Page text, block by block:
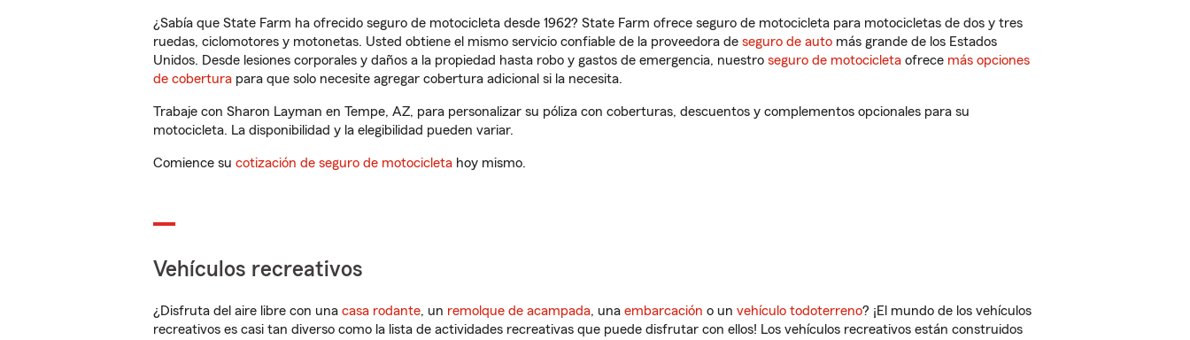
¿Sabía que State Farm ha ofrecido seguro de motocicleta desde 1962? State Farm ofrece seguro de motocicleta para motocicletas de dos y tres
ruedas, ciclomotores y motonetas. Usted obtiene el mismo servicio confiable de la proveedora de seguro de auto más grande de los Estados
Unidos. Desde lesiones corporales y daños a la propiedad hasta robo y gastos de emergencia, nuestro seguro de motocicleta ofrece más opciones
de cobertura para que solo necesite agregar cobertura adicional si la necesita.
Trabaje con Sharon Layman en Tempe, AZ, para personalizar su póliza con coberturas, descuentos y complementos opcionales para su
motocicleta. La disponibilidad y la elegibilidad pueden variar.
Comience su cotización de seguro de motocicleta hoy mismo.
Vehículos recreativos
¿Disfruta del aire libre con una casa rodante, un remolque de acampada, una embarcación o un vehículo todoterreno? ¡El mundo de los vehículos
recreativos es casi tan diverso como la lista de actividades recreativas que puede disfrutar con ellos! Los vehículos recreativos están construidos